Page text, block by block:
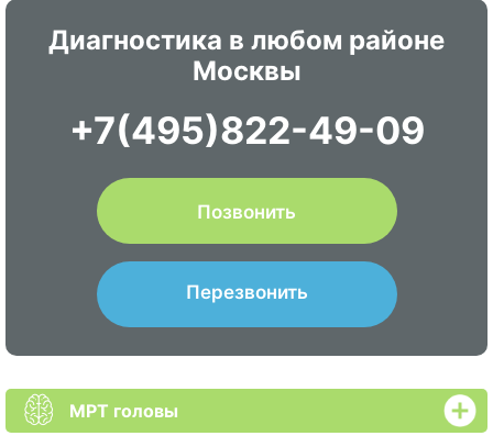
Диагностика в любом районе
Москвы
+7(495)822-49-09
Позвонить
Перезвонить
МРТ головы